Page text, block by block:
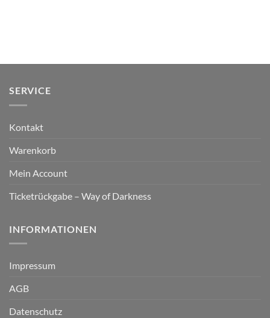
SERVICE
Kontakt
Warenkorb
Mein Account
Ticketrückgabe – Way of Darkness
INFORMATIONEN
Impressum
AGB
Datenschutz